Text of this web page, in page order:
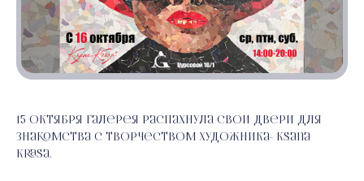
15 октября галерея распахнула свои двери для
знакомства с творчеством художника- Ksana
Krasa.